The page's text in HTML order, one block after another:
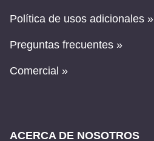
Política de usos adicionales »
Preguntas frecuentes »
Comercial »
ACERCA DE NOSOTROS